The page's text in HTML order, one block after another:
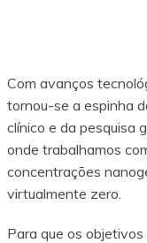
Com avanços
tornou-se a espinha
clínico e da pesquisa
onde trabalhamos
concentrações
virtualmente zero.
Para que os